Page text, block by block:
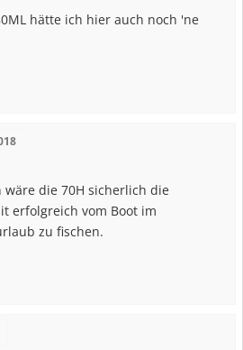
hätte ich hier auch noch 'ne
die 70H sicherlich die
erfolgreich vom Boot im
zu fischen.